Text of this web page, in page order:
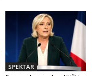
SPEKTAR